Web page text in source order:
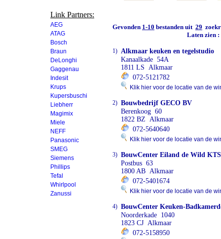
Link Partners:
AEG
ATAG
Bosch
Braun
DeLonghi
Gaggenau
Indesit
Krups
Kupersbuschi
Liebherr
Magimix
Miele
NEFF
Panasonic
SMEG
Siemens
Phillips
Tefal
Whirlpool
Zanussi
Gevonden 1-10 bestanden uit 29
Laten zien
1) Alkmaar keuken en tegelstudio
Kanaalkade 54A
1811 LS Alkmaar
072-5121782
Klik hier voor de locatie van de
2) Bouwbedrijf GECO BV
Berenkoog 60
1822 BZ Alkmaar
072-5640640
Klik hier voor de locatie van de
3) BouwCenter Eiland de Wild KTS
Postbus 63
1800 AB Alkmaar
072-5401674
Klik hier voor de locatie van de
4) BouwCenter Keuken-
Noorderkade 1040
1823 CJ Alkmaar
072-5158950